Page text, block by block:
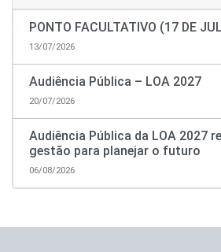
PONTO FACULTATIVO (17 DE
13/07/2026
Audiência Pública – LOA 2027
20/07/2026
Audiência Pública da LOA 2027
gestão para planejar o futuro
06/08/2026